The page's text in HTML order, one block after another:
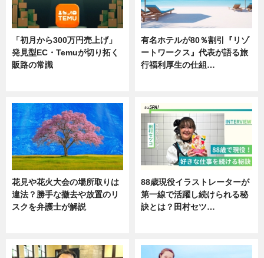
「初月から300万円売上げ」
発見型EC・Temuが切り拓く
販路の常識
有名ホテルが80％割引『リゾ
ートワークス』代表が語る旅
行福利厚生の仕組…
花見や花火大会の場所取りは
違法？勝手な撤去や放置のリ
スクを弁護士が解説
88歳現役イラストレーターが
第一線で活躍し続けられる秘
訣とは？田村セツ…